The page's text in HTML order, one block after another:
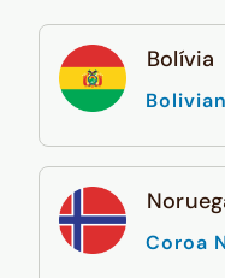
Bolívia
Coroa